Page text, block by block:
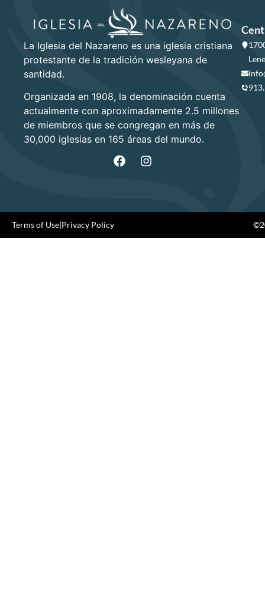
La Iglesia del Nazareno es una iglesia cristiana
protestante de la tradición wesleyana de
santidad.
Organizada en 1908, la denominación cuenta
actualmente con aproximadamente 2.5 millones
de miembros que se congregan en más de
30,000 iglesias en 165 áreas del mundo.
Terms of Use|Privacy Policy